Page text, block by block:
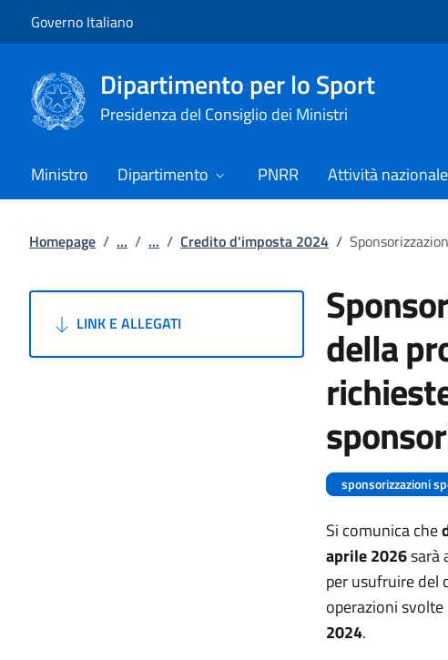
Governo Italiano
Dipartimento per lo Sport
Presidenza del Consiglio dei Ministri
Ministro Dipartimento PNRR Attività nazionale
Homepage / ... / ... / Credito d'imposta 2024 /
LINK E ALLEGATI della
sponsorizzazioni
Si comunica che
aprile 2026sarà
per usufruire del
operazioni
2024.